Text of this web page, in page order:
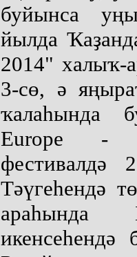
буйынса
йылда
2014" халыҡ-
3-сө, ә
ҡалаһында
Europe -
фестивалдә
Тәүгеһендә
араһында
икенсеһендә